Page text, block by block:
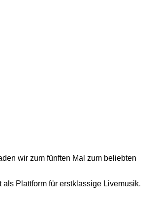
wir zum fünften Mal zum beliebten
Plattform für erstklassige Livemusik.